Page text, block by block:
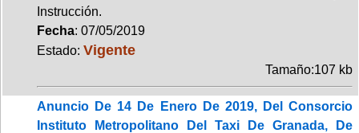
Instrucción.
Fecha: 07/05/2019
Estado: Vigente
Tamaño:107 kb
Anuncio De 14 De Enero De 2019, Del Consorcio
Instituto Metropolitano Del Taxi De Granada, De